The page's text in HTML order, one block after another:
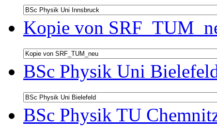
Kopie von
BSc Physik Uni
BSc Physik TU